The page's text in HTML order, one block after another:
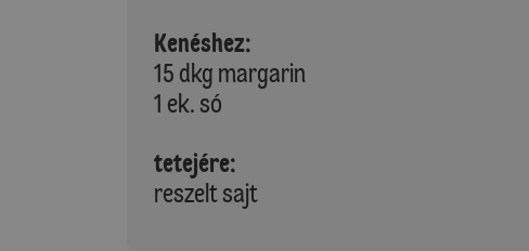
Kenéshez:
15 dkg margarin
1 ek. só
tetejére:
reszelt sajt